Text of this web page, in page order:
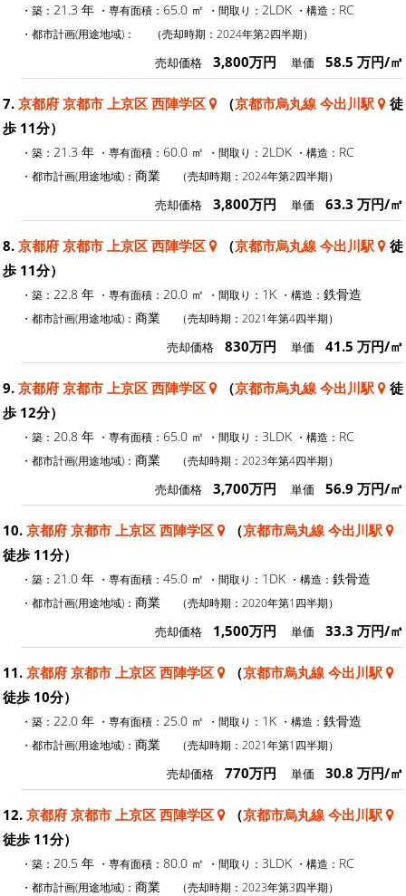
・築： 21.3 年 ・専有面積： 65.0 ㎡ ・間取り： 2LDK ・構造： RC
・都市計画(用途地域)： （売却時期：2024年第2四半期）
売却価格 3,800万円 単価 58.5 万円/㎡
7. 京都府 京都市 上京区 西陣学区 （京都市烏丸線 今出川駅
徒
歩 11分）
・築： 21.3 年 ・専有面積： 60.0 ㎡ ・間取り： 2LDK ・構造： RC
・都市計画(用途地域)： 商業 （売却時期：2024年第2四半期）
売却価格 3,800万円 単価 63.3 万円/㎡
8. 京都府 京都市 上京区 西陣学区 （京都市烏丸線 今出川駅
徒
歩 11分）
・築： 22.8 年 ・専有面積： 20.0 ㎡ ・間取り： 1K ・構造： 鉄骨造
・都市計画(用途地域)： 商業 （売却時期：2021年第4四半期）
売却価格 830万円 単価 41.5 万円/㎡
9. 京都府 京都市 上京区 西陣学区 （京都市烏丸線 今出川駅
徒
歩 12分）
・築： 20.8 年 ・専有面積： 65.0 ㎡ ・間取り： 3LDK ・構造： RC
・都市計画(用途地域)： 商業 （売却時期：2023年第4四半期）
売却価格 3,700万円 単価 56.9 万円/㎡
10. 京都府 京都市 上京区 西陣学区 （京都市烏丸線 今出川駅
徒歩 11分）
・築： 21.0 年 ・専有面積： 45.0 ㎡ ・間取り： 1DK ・構造： 鉄骨造
・都市計画(用途地域)： 商業 （売却時期：2020年第1四半期）
売却価格 1,500万円 単価 33.3 万円/㎡
11. 京都府 京都市 上京区 西陣学区 （京都市烏丸線 今出川駅
徒歩 10分）
・築： 22.0 年 ・専有面積： 25.0 ㎡ ・間取り： 1K ・構造： 鉄骨造
・都市計画(用途地域)： 商業 （売却時期：2021年第1四半期）
売却価格 770万円 単価 30.8 万円/㎡
12. 京都府 京都市 上京区 西陣学区 （京都市烏丸線 今出川駅
徒歩 11分）
・築： 20.5 年 ・専有面積： 80.0 ㎡ ・間取り： 3LDK ・構造： RC
・都市計画(用途地域)： 商業 （売却時期：2023年第3四半期）